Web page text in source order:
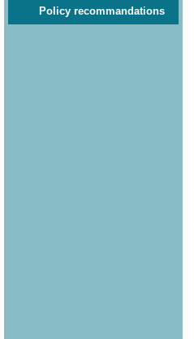
Policy recommandations